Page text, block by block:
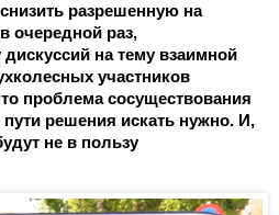
разрешенную на
очередной раз,
на тему взаимной
участников
проблема сосуществования
пути решения искать нужно. И,
не в пользу